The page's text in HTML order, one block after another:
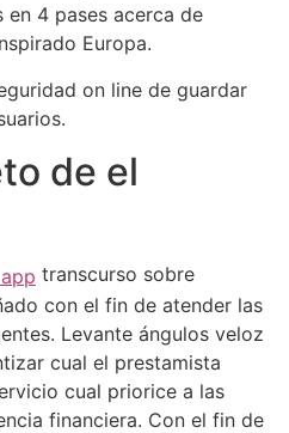
en 4 pases acerca de
Europa.
on line de guardar
de el
transcurso sobre
con el fin de atender las
Levante ángulos veloz
cual el prestamista
cual priorice a las
financiera. Con el fin de